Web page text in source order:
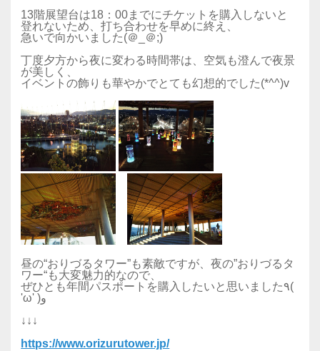
13階展望台は18：00までにチケットを購入しないと
登れないため、打ち合わせを早めに終え、
急いで向かいました(＠_＠;)
丁度夕方から夜に変わる時間帯は、空気も澄んで夜景
が美しく、
イベントの飾りも華やかでとても幻想的でした(*^^)v
昼の“おりづるタワー”も素敵ですが、夜の”おりづるタ
ワー“も大変魅力的なので、
ぜひとも年間パスポートを購入したいと思いました٩(
'ω' )و
↓↓↓
https://www.orizurutower.jp/